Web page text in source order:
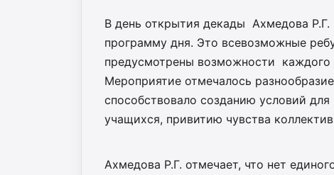
В день открытия декады Ахмедова Р.Г.
программу дня. Это всевозможные
предусмотрены возможности каждого
Мероприятие отмечалось
способствовало созданию условий
учащихся, привитию чувства
Ахмедова Р.Г. отмечает, что нет